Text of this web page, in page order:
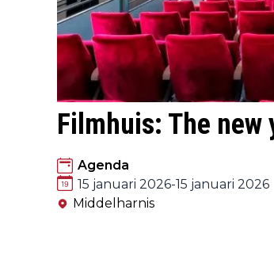
Filmhuis: The new
Agenda
15 januari 2026-15 januari 2026
Middelharnis